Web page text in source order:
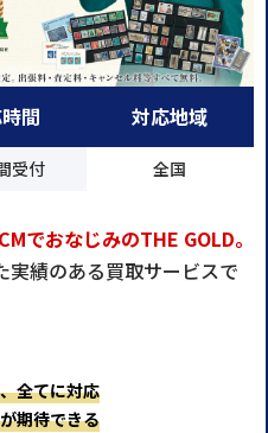
間
受付
対応地域
全国
でおなじみのTHE GOLD。
績のある買取サービスで
全てに対応
期待できる